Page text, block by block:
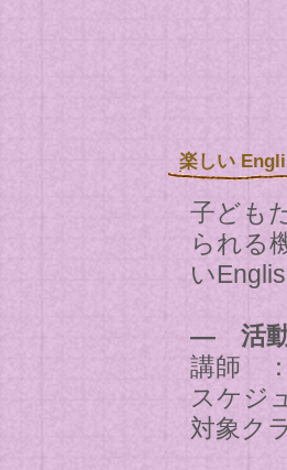
楽しい
子ども
られる
い
― 活
講師
スケジ
対象ク